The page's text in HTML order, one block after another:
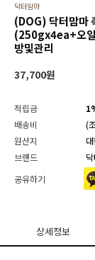
닥터맘마
(DOG) 닥터맘마
(250gx4ea+오
방및관리
37,700원
적립금
배송비
(
원산지
브랜드
공유하기
상세정보